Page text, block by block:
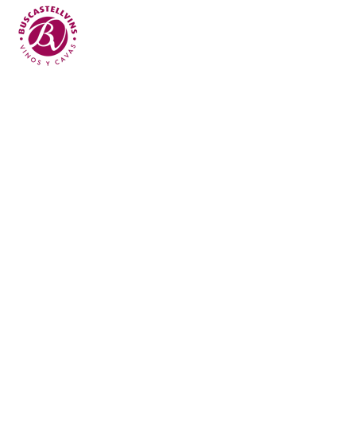
Skip to main content